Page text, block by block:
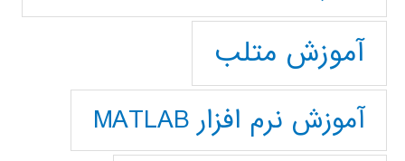
آموزش متلب
آموزش نرم افزار MATLAB